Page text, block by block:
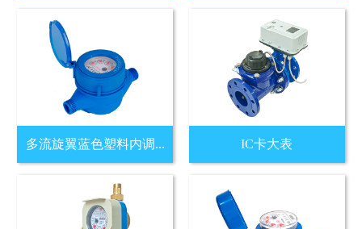
多流旋翼蓝色塑料内调... IC卡大表